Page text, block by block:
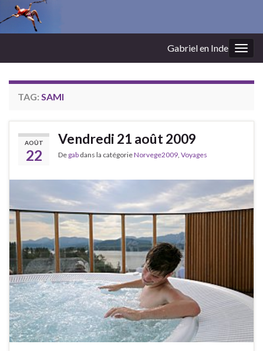
Gabriel en Inde
TAG: SAMI
AOÛT
22
Vendredi 21 août 2009
De gab dans la catégorieNorvege2009, Voyages